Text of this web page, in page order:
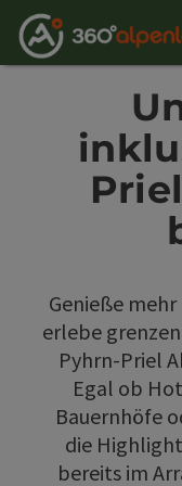
Zum Inhalt
Zur Navigation
Zum Seitenanfang
Zur Kontaktseite
Zur Suche
Zum Impressum
Zu den Hinweisen
Zur Startseite
Genieße
erlebe
Pyhrn-Priel
Egal ob
Bauernhöfe
die
bereits im